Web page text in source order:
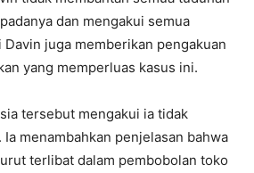
dan mengakui semua
juga memberikan pengakuan
yang memperluas kasus ini.
tersebut mengakui ia tidak
menambahkan penjelasan bahwa
terlibat dalam pembobolan toko